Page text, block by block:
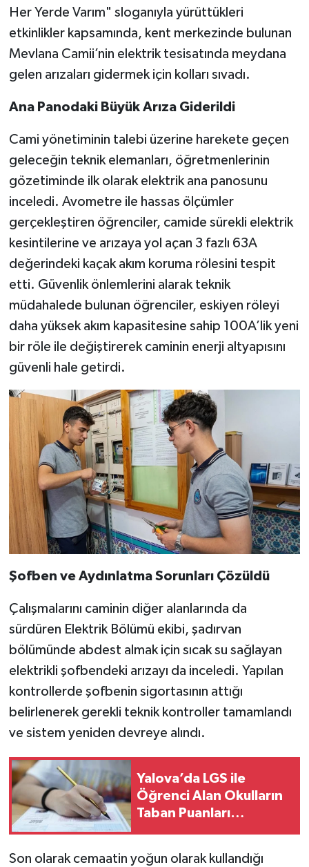
Her Yerde Varım" sloganıyla yürüttükleri
etkinlikler kapsamında, kent merkezinde bulunan
Mevlana Camii’nin elektrik tesisatında meydana
gelen arızaları gidermek için kolları sıvadı.
Ana Panodaki Büyük Arıza Giderildi
Cami yönetiminin talebi üzerine harekete geçen
geleceğin teknik elemanları, öğretmenlerinin
gözetiminde ilk olarak elektrik ana panosunu
inceledi. Avometre ile hassas ölçümler
gerçekleştiren öğrenciler, camide sürekli elektrik
kesintilerine ve arızaya yol açan 3 fazlı 63A
değerindeki kaçak akım koruma rölesini tespit
etti. Güvenlik önlemlerini alarak teknik
müdahalede bulunan öğrenciler, eskiyen röleyi
daha yüksek akım kapasitesine sahip 100A’lik yeni
bir röle ile değiştirerek caminin enerji altyapısını
güvenli hale getirdi.
Şofben ve Aydınlatma Sorunları Çözüldü
Çalışmalarını caminin diğer alanlarında da
sürdüren Elektrik Bölümü ekibi, şadırvan
bölümünde abdest almak için sıcak su sağlayan
elektrikli şofbendeki arızayı da inceledi. Yapılan
kontrollerde şofbenin sigortasının attığı
belirlenerek gerekli teknik kontroller tamamlandı
ve sistem yeniden devreye alındı.
Yalova’da LGS ile
Öğrenci Alan Okulların
Taban Puanları
Son olarak cemaatin yoğun olarak kullandığı